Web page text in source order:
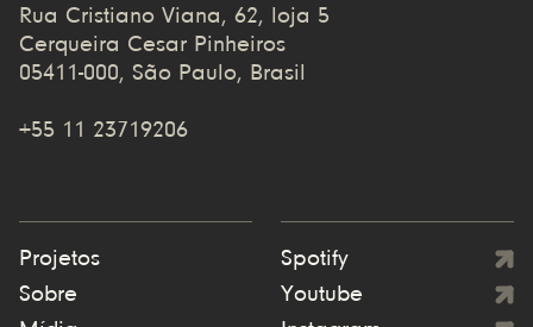
Rua Cristiano Viana, 62, loja 5
Cerqueira Cesar Pinheiros
05411-000, São Paulo, Brasil
+55 11 23719206
Projetos
Sobre
Spotify
Youtube